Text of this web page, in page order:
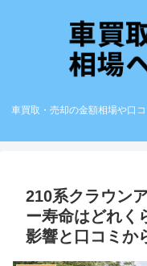
車買取・売却の金額相場や口
210系クラウン
ー寿命はどれく
影響と口コミか